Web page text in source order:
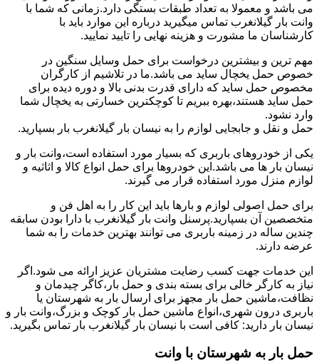
می باشد و معمولا به تعداد طبقات بستگی دارد.زمانی که شما با
وانت بار گیلانغرب تماس میگیرید درباره این موارد باید با
کارشناسان ما مشورت و هزینه نهایی را تایید نمایید.
مهم ترین و بیشترین درخواست برای حمل وسایل سنگین در
خصوص حمل یخچال ساید می باشد.ما در تلاشیم از کارگران
مخصوص حمل ساید که دارای قدرت بدنی بالا و دوره دیده برای
حمل ساید هستند،بهره ببریم تا کوچکترین خسارتی به یخچال شما
وارد نشود.
حمل و نقل و جابجایی لوازم را به نیسان بار گیلانغرب بار بسپارید.
یکی از خودروهای باربری که بسیار مورد استفاده است،وانت بار و
نیسان بار ها می باشد.این خودروها برای حمل انواع کالا و اثاثیه و
لوازم منزل مورد استفاده قرار می گیرند.
برای حمل اصولی لوازم و بارها باید این کار را به اهل فن و
متخصصین آن بسپارید.پرسنل وانت بار گیلانغرب با دارا بودن سابقه
چندین ساله در زمینه باربری می توانند بهترین خدمات را به شما
عرضه دارند.
این خدمات جهت کسب رضایت مشتریان عزیز ارائه می شود.اگر
نیاز به کارگر خالی برای بسته بندی و حمل بار،کاگر چیدمان و
نظافت،ماشین حمل بار مجهز برای ارسال بار به شهرستان یا
باربری درون شهری،انواع ماشین حمل بار کوچک و بزرگ،وانت بار و
نیسان بار دارید: کافی است با نیسان بار گیلانغرب بار تماس بگیرید.
حمل بار به شهرستان با وانت